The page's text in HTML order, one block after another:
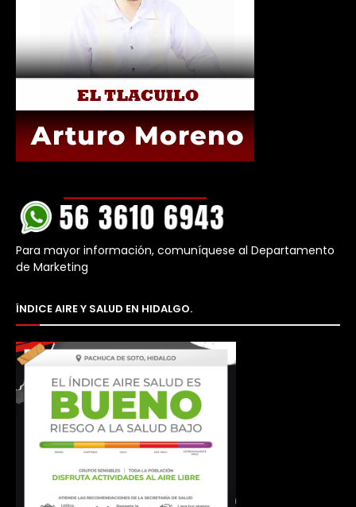
Para mayor información, comuníquese al Departamento
de Marketing
ÍNDICE AIRE Y SALUD EN HIDALGO.